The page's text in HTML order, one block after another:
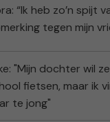
“Ik heb zo’n spijt
tegen mijn
"Mijn dochter wil
fietsen, maar ik
te jong"